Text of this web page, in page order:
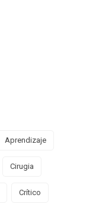
Aprendizaje
Cirugia
Crítico